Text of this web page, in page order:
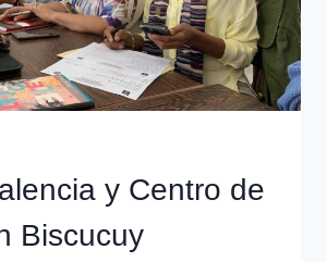
y Centro de
Biscucuy